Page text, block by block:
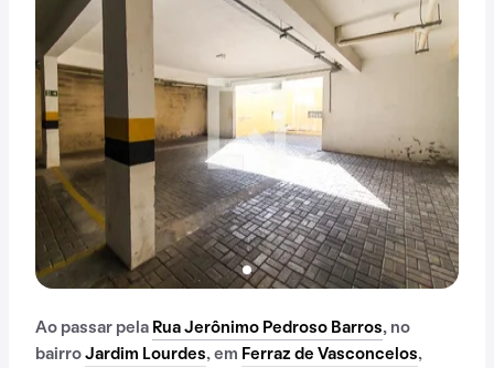
Ao passar pela Rua Jerônimo Pedroso Barros, no
bairro Jardim Lourdes, em Ferraz de Vasconcelos,